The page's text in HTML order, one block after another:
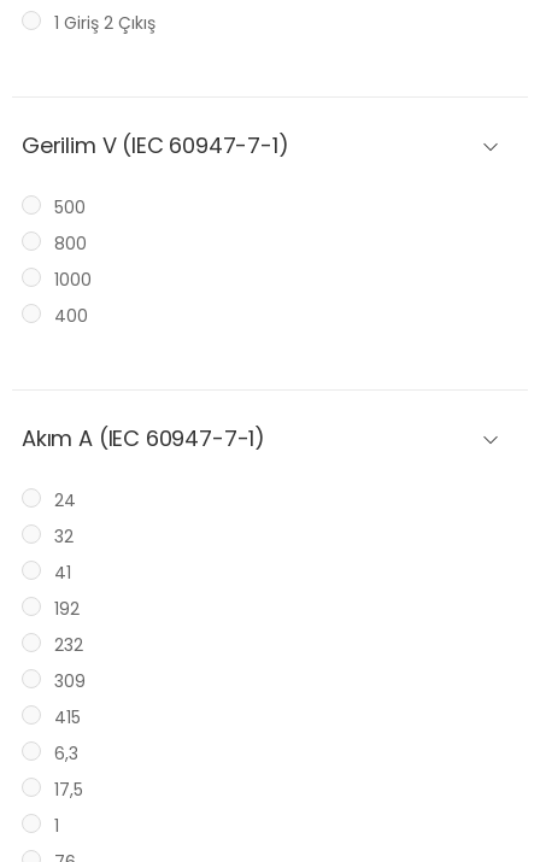
1 Giriş 2 Çıkış
Gerilim V (IEC 60947-7-1)
500
800
1000
400
Akım A (IEC 60947-7-1)
24
32
41
192
232
309
415
6,3
17,5
1